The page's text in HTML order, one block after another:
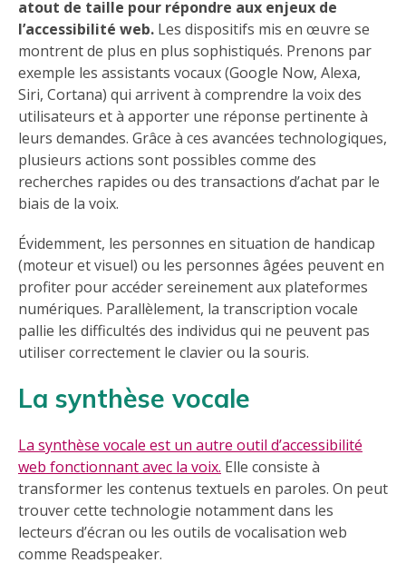
atout de taille pour répondre aux enjeux de
l’accessibilité web. Les dispositifs mis en œuvre se
montrent de plus en plus sophistiqués. Prenons par
exemple les assistants vocaux (Google Now, Alexa,
Siri, Cortana) qui arrivent à comprendre la voix des
utilisateurs et à apporter une réponse pertinente à
leurs demandes. Grâce à ces avancées technologiques,
plusieurs actions sont possibles comme des
recherches rapides ou des transactions d’achat par le
biais de la voix.
Évidemment, les personnes en situation de handicap
(moteur et visuel) ou les personnes âgées peuvent en
profiter pour accéder sereinement aux plateformes
numériques. Parallèlement, la transcription vocale
pallie les difficultés des individus qui ne peuvent pas
utiliser correctement le clavier ou la souris.
La synthèse vocale
La synthèse vocale est un autre outil d’accessibilité
web fonctionnant avec la voix. Elle consiste à
transformer les contenus textuels en paroles. On peut
trouver cette technologie notamment dans les
lecteurs d’écran ou les outils de vocalisation web
comme Readspeaker.